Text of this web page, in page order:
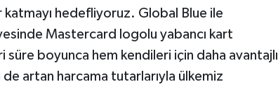
katmayı hedefliyoruz. Global Blue ile
Mastercard logolu yabancı kart
süre boyunca hem kendileri için daha avantajlı
de artan harcama tutarlarıyla ülkemiz